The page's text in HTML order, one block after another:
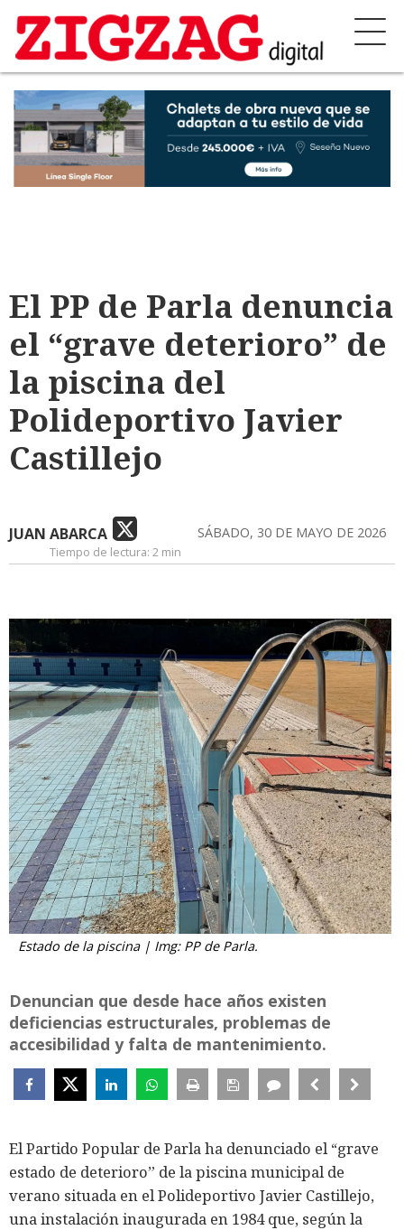
El PP de Parla denuncia
el “grave deterioro” de
la piscina del
Polideportivo Javier
Castillejo
JUAN ABARCA SÁBADO, 30 DE MAYO DE 2026
Tiempo de lectura: 2 min
Estado de la piscina | Img: PP de Parla.
Denuncian que desde hace años existen
deficiencias estructurales, problemas de
accesibilidad y falta de mantenimiento.
El Partido Popular de Parla ha denunciado el “grave
estado de deterioro” de la piscina municipal de
verano situada en el Polideportivo Javier Castillejo,
una instalación inaugurada en 1984 que, según la